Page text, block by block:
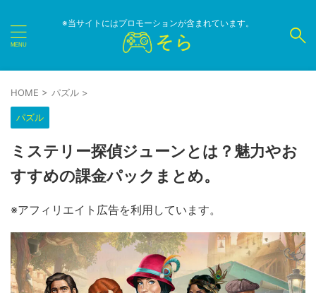
※当サイトにはプロモーションが含まれています。
HOME > パズル >
パズル
ミステリー探偵ジューンとは？魅力やお
すすめの課金パックまとめ。
※アフィリエイト広告を利用しています。